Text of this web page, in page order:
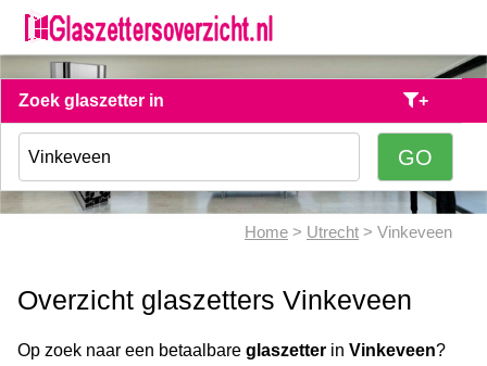
Zoek glaszetter in +
Home > Utrecht > Vinkeveen
Overzicht glaszetters Vinkeveen
Op zoek naar een betaalbare glaszetter in Vinkeveen?